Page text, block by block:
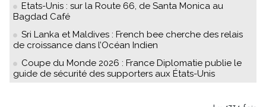
Etats-Unis : sur la Route 66, de Santa Monica au
Bagdad Café
Sri Lanka et Maldives : French bee cherche des relais
de croissance dans l’Océan Indien
Coupe du Monde 2026 : France Diplomatie publie le
guide de sécurité des supporters aux États-Unis